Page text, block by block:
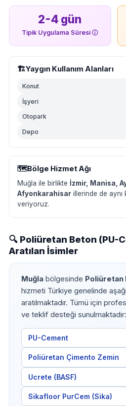
2-4 gün
Tipik Uygulama Süresiⓘ
🏗️Yaygın Kullanım Alanları
Konut
İşyeri
Otopark
Depo
🗺️Bölge Hizmet Ağı
Muğla ile birlikte İzmir, Manisa,
Afyonkarahisarillerinde de aynı
veriyoruz.
🔍 Poliüretan Beton (PU-
Aratılan İsimler
Muğlabölgesinde Poliüretan
hizmeti Türkiye genelinde
aratılmaktadır. Tümü için
ve teklif desteği sunulmaktadır:
PU-Cement
Poliüretan Çimento Zemin
Ucrete (BASF)
Sikafloor PurCem (Sika)